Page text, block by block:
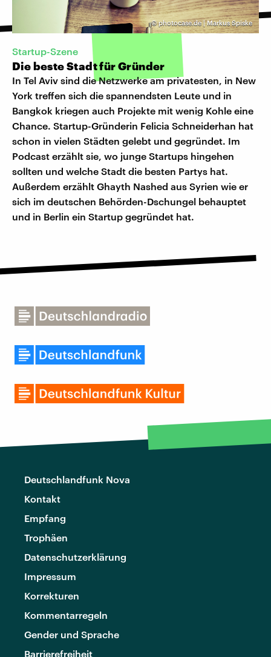
©photocase.de | Markus Spiske
Startup-Szene
Die beste Stadt für Gründer
In Tel Aviv sind die Netzwerke am privatesten, in New
York treffen sich die spannendsten Leute und in
Bangkok kriegen auch Projekte mit wenig Kohle eine
Chance. Startup-Gründerin Felicia Schneiderhan hat
schon in vielen Städten gelebt und gegründet. Im
Podcast erzählt sie, wo junge Startups hingehen
sollten und welche Stadt die besten Partys hat.
Außerdem erzählt Ghayth Nashed aus Syrien wie er
sich im deutschen Behörden-Dschungel behauptet
und in Berlin ein Startup gegründet hat.
Deutschlandfunk Nova
Kontakt
Empfang
Trophäen
Datenschutzerklärung
Impressum
Korrekturen
Kommentarregeln
Gender und Sprache
Barrierefreiheit